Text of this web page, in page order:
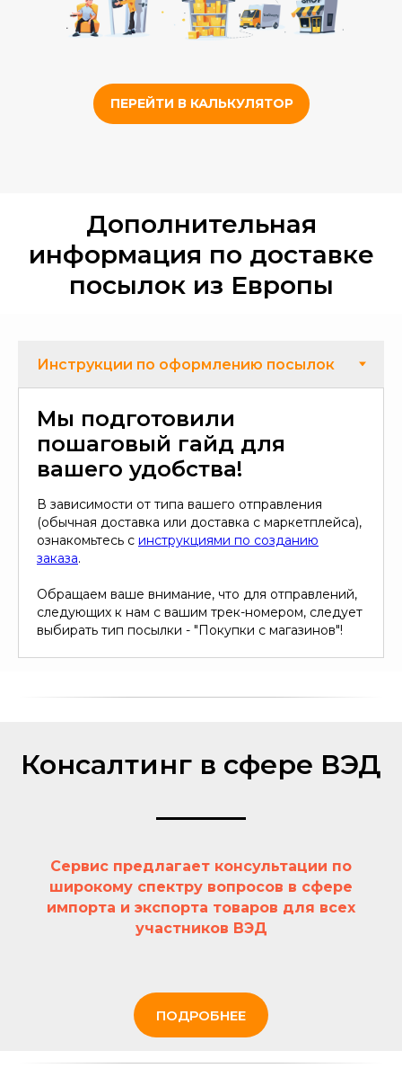
ПЕРЕЙТИ В КАЛЬКУЛЯТОР
Дополнительная
информация по доставке
посылок из Европы
Мы подготовили
пошаговый гайд для
вашего удобства!
В зависимости от типа вашего отправления
(обычная доставка или доставка с маркетплейса),
ознакомьтесь с инструкциями по созданию
заказа.
Обращаем ваше внимание, что для отправлений,
следующих к нам с вашим трек-номером, следует
выбирать тип посылки - "Покупки с магазинов"!
Консалтинг в сфере ВЭД
Сервис предлагает консультации по
широкому спектру вопросов в сфере
импорта и экспорта товаров для всех
участников ВЭД
ПОДРОБНЕЕ